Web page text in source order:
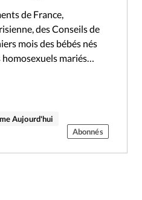
de France,
des Conseils de
mois des bébés nés
homosexuels mariés
Aujourd'hui
Abonnés